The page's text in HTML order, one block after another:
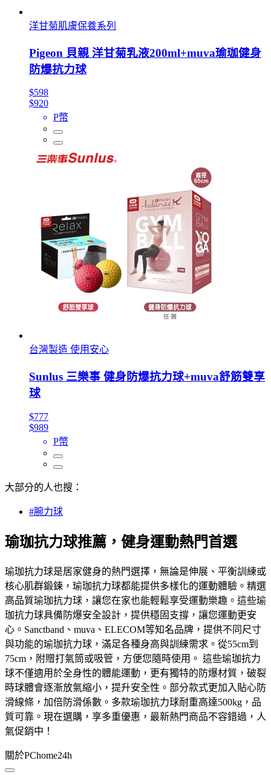
洋甘菊肌膚保養系列
Pigeon 貝親 洋甘菊乳液200ml+muva瑜珈健身
防爆抗力球
$598
$920
P幣
台灣製造 使用安心
Sunlus 三樂事 健身防爆抗力球+muva舒筋雙享
球
$777
$989
P幣
大部分的人也搜：
#腕力球
瑜珈抗力球推薦，健身運動熱門首選
瑜珈抗力球是居家健身的熱門選擇，無論是伸展、平衡訓練或
核心肌群鍛鍊，瑜珈抗力球都能提供多樣化的運動體驗。精選
高品質瑜珈抗力球，讓您在家也能輕鬆享受運動樂趣。這些瑜
珈抗力球具備防爆安全設計，提供穩固支撐，讓您運動更安
心。Sanctband、muva、ELECOM等知名品牌，提供不同尺寸
與功能的瑜珈抗力球，滿足各種身高與訓練需求。從55cm到
75cm，附贈打氣筒或吸管，方便您隨時使用。 這些瑜珈抗力
球不僅適用於全身性的體能運動，更有獨特的防爆材質，破裂
時球體會逐漸放氣縮小，提升安全性。部分款式更加入貼心防
滑線條，加倍防滑係數。多款瑜珈抗力球耐重高達500kg，品
質可靠。現在選購，享多重優惠，最新熱門商品不容錯過，人
氣促銷中！
關於PChome24h